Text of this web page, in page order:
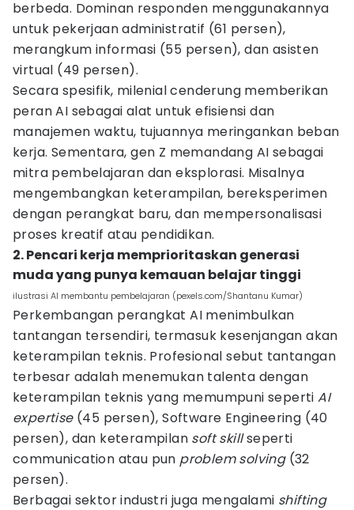
berbeda. Dominan responden menggunakannya
untuk pekerjaan administratif (61 persen),
merangkum informasi (55 persen), dan asisten
virtual (49 persen).
Secara spesifik, milenial cenderung memberikan
peran AI sebagai alat untuk efisiensi dan
manajemen waktu, tujuannya meringankan beban
kerja. Sementara, gen Z memandang AI sebagai
mitra pembelajaran dan eksplorasi. Misalnya
mengembangkan keterampilan, bereksperimen
dengan perangkat baru, dan mempersonalisasi
proses kreatif atau pendidikan.
2. Pencari kerja memprioritaskan generasi
muda yang punya kemauan belajar tinggi
ilustrasi AI membantu pembelajaran (pexels.com/Shantanu Kumar)
Perkembangan perangkat AI menimbulkan
tantangan tersendiri, termasuk kesenjangan akan
keterampilan teknis. Profesional sebut tantangan
terbesar adalah menemukan talenta dengan
keterampilan teknis yang memumpuni sepertiAI
expertise(45 persen), Software Engineering (40
persen), dan keterampilan soft skillseperti
communication atau pun problem solving (32
persen).
Berbagai sektor industri juga mengalami shifting